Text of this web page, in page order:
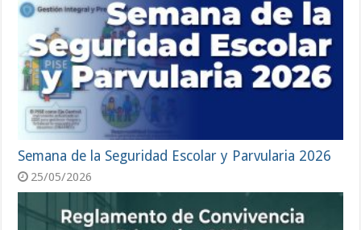
Semana de la Seguridad Escolar y Parvularia 2026
25/05/2026